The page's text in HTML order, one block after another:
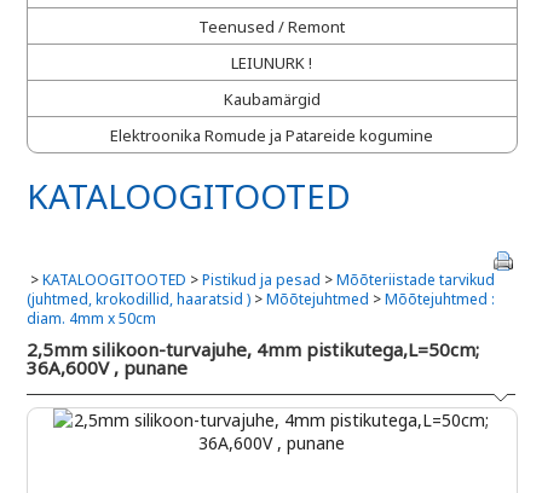
Teenused / Remont
LEIUNURK !
Kaubamärgid
Elektroonika Romude ja Patareide kogumine
KATALOOGITOOTED
>KATALOOGITOOTED >Pistikud ja pesad >Mõõteriistade tarvikud
(juhtmed, krokodillid, haaratsid ) >Mõõtejuhtmed >Mõõtejuhtmed :
diam. 4mm x 50cm
2,5mm silikoon-turvajuhe, 4mm pistikutega,L=50cm;
36A,600V , punane